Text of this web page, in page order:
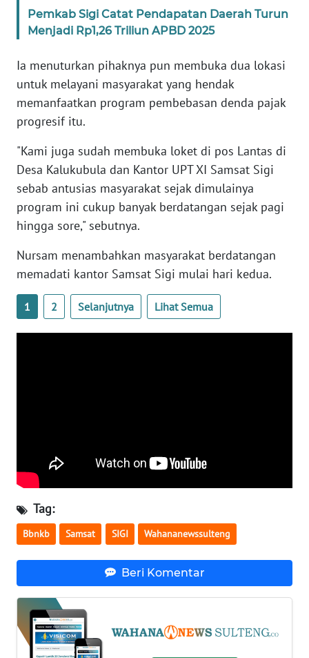
Pemkab Sigi Catat Pendapatan Daerah Turun
Menjadi Rp1,26 Triliun APBD 2025
Ia menuturkan pihaknya pun membuka dua lokasi
untuk melayani masyarakat yang hendak
memanfaatkan program pembebasan denda pajak
progresif itu.
"Kami juga sudah membuka loket di pos Lantas di
Desa Kalukubula dan Kantor UPT XI Samsat Sigi
sebab antusias masyarakat sejak dimulainya
program ini cukup banyak berdatangan sejak pagi
hingga sore," sebutnya.
Nursam menambahkan masyarakat berdatangan
memadati kantor Samsat Sigi mulai hari kedua.
1 2 Selanjutnya Lihat Semua
Tag:
Bbnkb Samsat SIGI Wahananewssulteng
Beri Komentar
WN
WN
WN
JAMBI
WN
SULTRA
WN
SULTENG
WN
WN
SUMSEL
WN
WN
LAMPUNG
WN
JATENG